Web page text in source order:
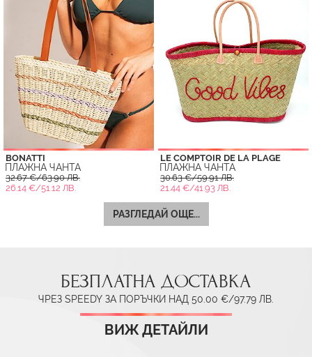
BONATTI
ПЛАЖНА ЧАНТА
32.67 €/63.90 ЛВ.
26.14 €/51.12 ЛВ.
LE COMPTOIR DE LA PLAGE
ПЛАЖНА ЧАНТА
30.63 €/59.91 ЛВ.
21.44 €/41.93 ЛВ.
РАЗГЛЕДАЙ ОЩЕ...
БЕЗПЛАТНА ДОСТАВКА
ЧРЕЗ SPEEDY ЗА ПОРЪЧКИ НАД 50.00 €/97.79 ЛВ.
ВИЖ ДЕТАЙЛИ